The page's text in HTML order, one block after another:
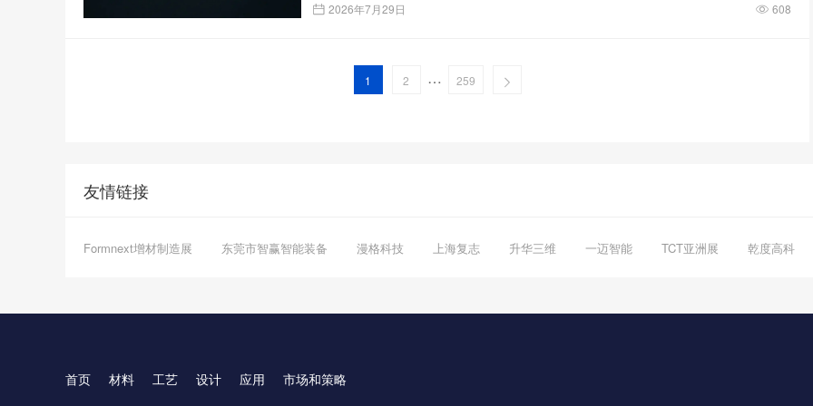
2026年7月29日 608
1 2 … 259
友情链接
Formnext增材制造展 东莞市智赢智能装备 漫格科技 上海复志 升华三维 一迈智能 TCT亚洲展 乾度高科
首页 材料 工艺 设计 应用
市场和策略